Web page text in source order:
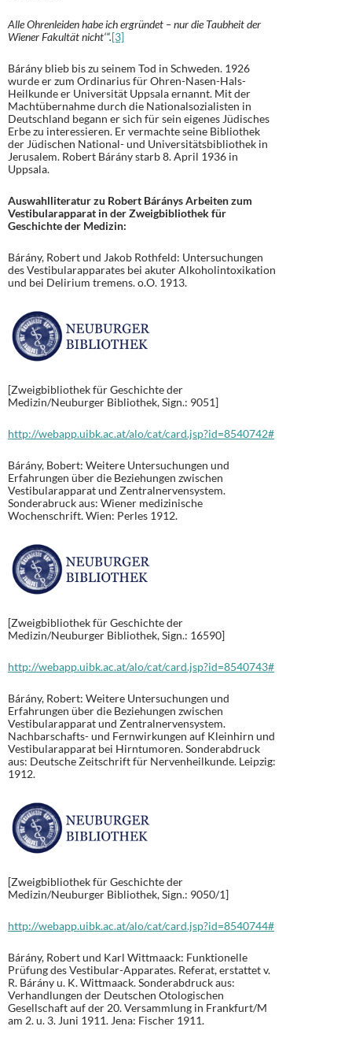
Alle Ohrenleiden habe ich ergründet – nur die Taubheit der
Wiener Fakultät nicht‘“.[3]
Bárány blieb bis zu seinem Tod in Schweden. 1926
wurde er zum Ordinarius für Ohren-Nasen-Hals-
Heilkunde er Universität Uppsala ernannt. Mit der
Machtübernahme durch die Nationalsozialisten in
Deutschland begann er sich für sein eigenes Jüdisches
Erbe zu interessieren. Er vermachte seine Bibliothek
der Jüdischen National- und Universitätsbibliothek in
Jerusalem. Robert Bárány starb 8. April 1936 in
Uppsala.
Auswahlliteratur zu Robert Báránys Arbeiten zum
Vestibularapparat in der Zweigbibliothek für
Geschichte der Medizin:
Bárány, Robert und Jakob Rothfeld: Untersuchungen
des Vestibularapparates bei akuter Alkoholintoxikation
und bei Delirium tremens. o.O. 1913.
[Zweigbibliothek für Geschichte der
Medizin/Neuburger Bibliothek, Sign.: 9051]
http://webapp.uibk.ac.at/alo/cat/card.jsp?id=8540742#
Bárány, Bobert: Weitere Untersuchungen und
Erfahrungen über die Beziehungen zwischen
Vestibularapparat und Zentralnervensystem.
Sonderabruck aus: Wiener medizinische
Wochenschrift. Wien: Perles 1912.
[Zweigbibliothek für Geschichte der
Medizin/Neuburger Bibliothek, Sign.: 16590]
http://webapp.uibk.ac.at/alo/cat/card.jsp?id=8540743#
Bárány, Robert: Weitere Untersuchungen und
Erfahrungen über die Beziehungen zwischen
Vestibularapparat und Zentralnervensystem.
Nachbarschafts- und Fernwirkungen auf Kleinhirn und
Vestibularapparat bei Hirntumoren. Sonderabdruck
aus: Deutsche Zeitschrift für Nervenheilkunde. Leipzig:
1912.
[Zweigbibliothek für Geschichte der
Medizin/Neuburger Bibliothek, Sign.: 9050/1]
http://webapp.uibk.ac.at/alo/cat/card.jsp?id=8540744#
Bárány, Robert und Karl Wittmaack: Funktionelle
Prüfung des Vestibular-Apparates. Referat, erstattet v.
R. Bárány u. K. Wittmaack. Sonderabdruck aus:
Verhandlungen der Deutschen Otologischen
Gesellschaft auf der 20. Versammlung in Frankfurt/M
am 2. u. 3. Juni 1911. Jena: Fischer 1911.